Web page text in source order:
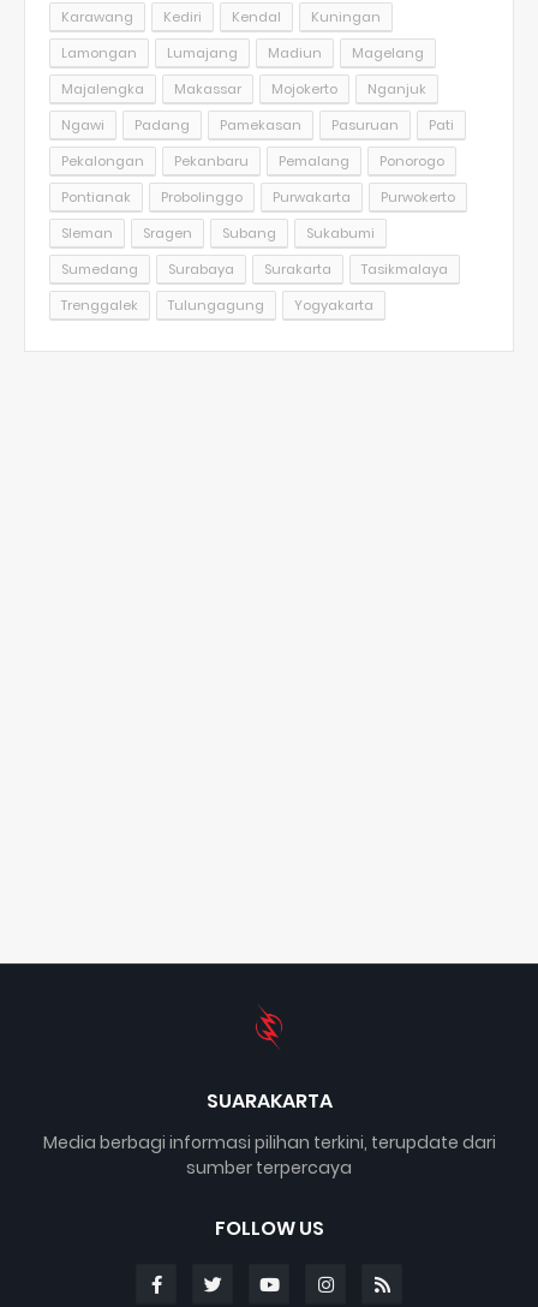
Karawang
Kediri Kendal
Kuningan
Lamongan
Lumajang Madiun
Magelang
Majalengka
Makassar Mojokerto
Nganjuk
Ngawi
Padang Pamekasan Pasuruan
Pati
Pekalongan
Pekanbaru Pemalang
Ponorogo
Pontianak
Probolinggo Purwakarta
Purwokerto
Sleman
Sragen Subang
Sukabumi
Sumedang
Surabaya Surakarta
Tasikmalaya
Trenggalek
Tulungagung Yogyakarta
SUARAKARTA
Media berbagi informasi pilihan terkini, terupdate dari
sumber terpercaya
FOLLOW US